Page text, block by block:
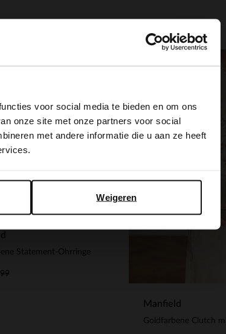
voor social media te bieden en om ons
onze site met onze partners voor social
met andere informatie die u aan ze heeft
Weigeren
Statement-Ohrringe
Manfield
Goldfarbene Clutch
×
you like to